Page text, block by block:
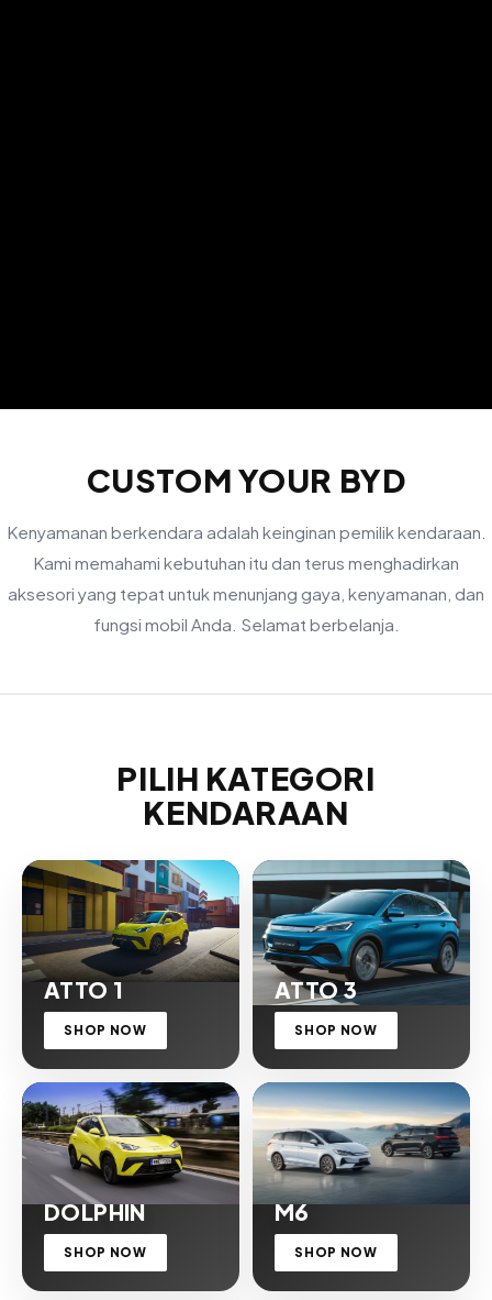
CUSTOM YOUR BYD
Kenyamanan berkendara adalah keinginan pemilik kendaraan.
Kami memahami kebutuhan itu dan terus menghadirkan
aksesori yang tepat untuk menunjang gaya, kenyamanan, dan
fungsi mobil Anda. Selamat berbelanja.
PILIH KATEGORI
KENDARAAN
ATTO 1
SHOP NOW
ATTO 3
SHOP NOW
DOLPHIN
SHOP NOW
M6
SHOP NOW